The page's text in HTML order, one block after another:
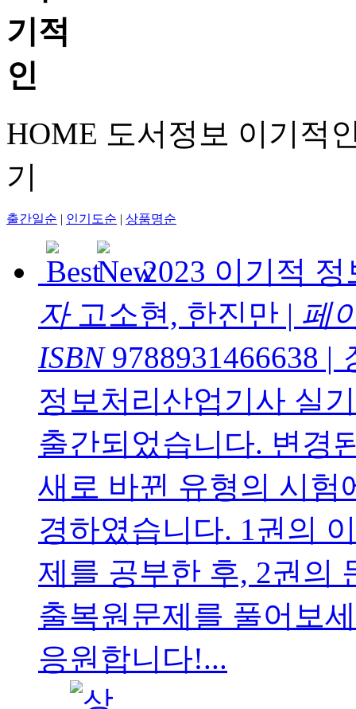
HOME 도서정보 이기적
기
출간일순 | 인기도순 | 상품명순
2023 이기적
자고소현, 한진만 | 페
ISBN9788931466638 |
정보처리산업기사 실
출간되었습니다. 변경
새로 바뀐 유형의 시험
경하였습니다. 1권의
제를 공부한 후, 2권의
출복원문제를 풀어보
응원합니다!...